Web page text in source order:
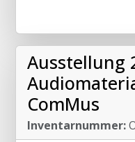
Ausstellung
ComMus
Inventarnummer: